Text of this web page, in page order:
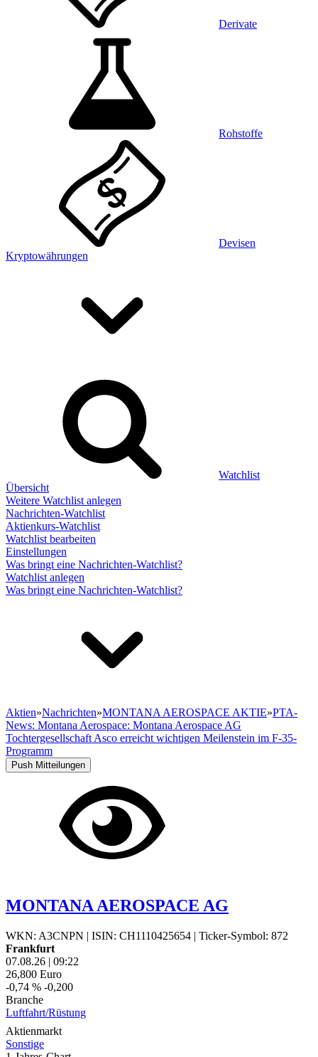
Derivate
Rohstoffe
Devisen
Kryptowährungen
Watchlist
Übersicht
Weitere Watchlist anlegen
Nachrichten-Watchlist
Aktienkurs-Watchlist
Watchlist bearbeiten
Einstellungen
Was bringt eine Nachrichten-Watchlist?
Watchlist anlegen
Was bringt eine Nachrichten-Watchlist?
Aktien»Nachrichten»MONTANA AEROSPACE AKTIE»PTA-
News: Montana Aerospace: Montana Aerospace AG
Tochtergesellschaft Asco erreicht wichtigen Meilenstein im F-35-
Programm
Push Mitteilungen
MONTANA AEROSPACE AG
WKN: A3CNPN | ISIN: CH1110425654 | Ticker-Symbol: 872
Frankfurt
07.08.26 | 09:22
26,800 Euro
-0,74 % -0,200
Branche
Luftfahrt/Rüstung
Aktienmarkt
Sonstige